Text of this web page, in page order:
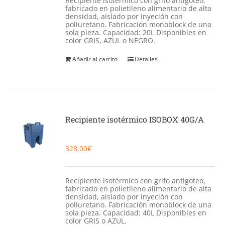
fabricado en polietileno alimentario de alta
densidad, aislado por inyeción con
poliuretano. Fabricación monoblock de una
sola pieza. Capacidad: 20L Disponibles en
color GRIS, AZUL o NEGRO.
Añadir al carrito Detalles
Recipiente isotérmico ISOBOX 40G/A
328,00€
Recipiente isotérmico con grifo antigoteo,
fabricado en polietileno alimentario de alta
densidad, aislado por inyeción con
poliuretano. Fabricación monoblock de una
sola pieza. Capacidad: 40L Disponibles en
color GRIS o AZUL.